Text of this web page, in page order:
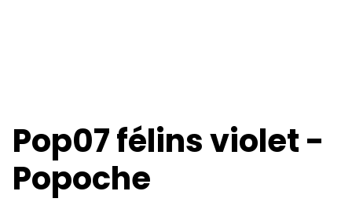
Pop07 félins violet -
Popoche